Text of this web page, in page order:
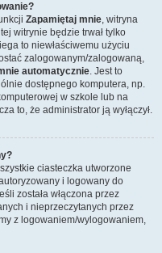
Zapamiętaj mnie, witryna
witrynie będzie trwał tylko
to niewłaściwemu użyciu
zalogowanym/zalogowaną,
automatycznie. Jest to
dostępnego komputera, np.
w szkole lub na
to, że administrator ją wyłączył.
?
ciasteczka utworzone
i logowany do
została włączona przez
i nieprzeczytanych przez
z logowaniem/wylogowaniem,